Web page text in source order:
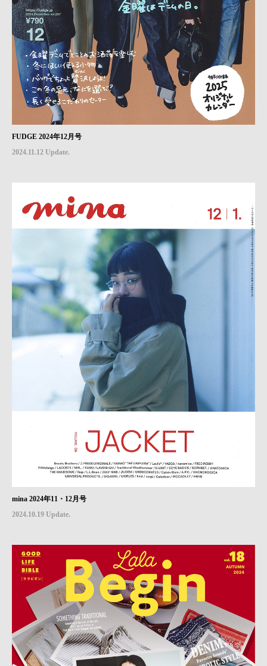
FUDGE 2024年12月号
2024.11.12 Update.
mina 2024年11・12月号
2024.10.19 Update.